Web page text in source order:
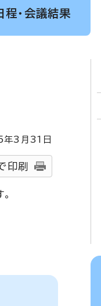
程・会議結果
年3月 31 日
印刷